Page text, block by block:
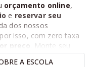
orçamento online,
e reservar seu
dos nossos
isso, com zero taxa
preço
. Monte seu
A ESCOLA